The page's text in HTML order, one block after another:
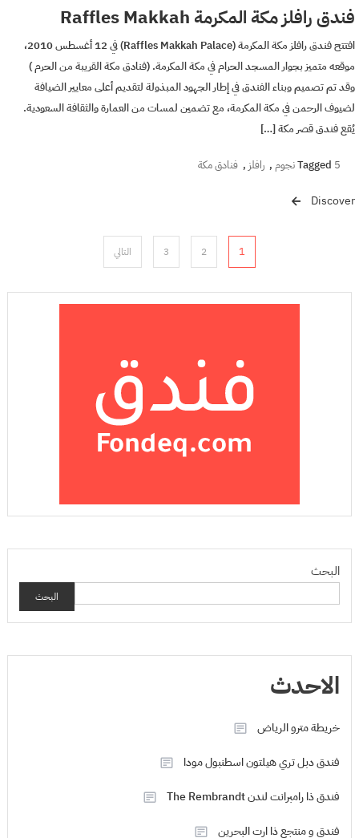
فندق رافلز مكة المكرمة Raffles Makkah
افتتح فندق رافلز مكة المكرمة (Raffles Makkah Palace) في 12 أغسطس 2010،
موقعه متميز بجوار المسجد الحرام في مكة المكرمة. (فنادق مكة القريبة من الحرم )
وقد تم تصميم وبناء الفندق في إطار الجهود المبذولة لتقديم أعلى معايير الضيافة
لضيوف الرحمن في مكة المكرمة، مع تضمين لمسات من العمارة والثقافة السعودية.
يُقع فندق قصر مكة […]
Tagged 5 نجوم , رافلز , فنادق مكة
Discover
صفحات
1
2
3 التالي
البحث
البحث
الاحدث
خريطة مترو الرياض
فندق دبل تري هيلتون اسطنبول مودا
فندق ذا رامبرانت لندن The Rembrandt
فندق و منتجع ذا ارت البحرين